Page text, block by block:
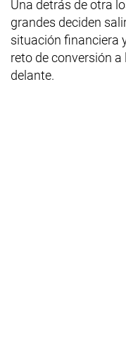
Una detrás de otra
grandes deciden
situación financiera
reto de conversión
delante.